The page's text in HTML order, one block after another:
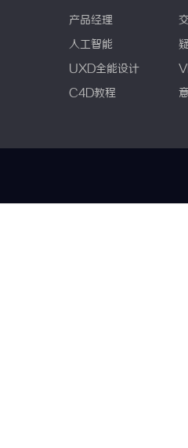
产品经理
人工智能
UXD全能设计
C4D教程